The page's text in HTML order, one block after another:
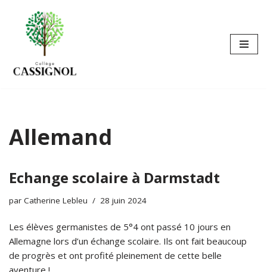
Aller
contenu
Allemand
Echange scolaire à Darmstadt
par Catherine Lebleu 28 juin 2024
Les élèves germanistes de 5°4 ont passé 10 jours en
Allemagne lors d’un échange scolaire. Ils ont fait beaucoup
de progrès et ont profité pleinement de cette belle
aventure !